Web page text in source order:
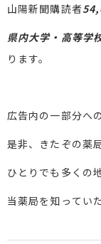
山陽新聞購読者
県内大学・高等学
ります。
広告内の一部分へ
是非、きたぞの薬
ひとりでも多くの
当薬局を知ってい